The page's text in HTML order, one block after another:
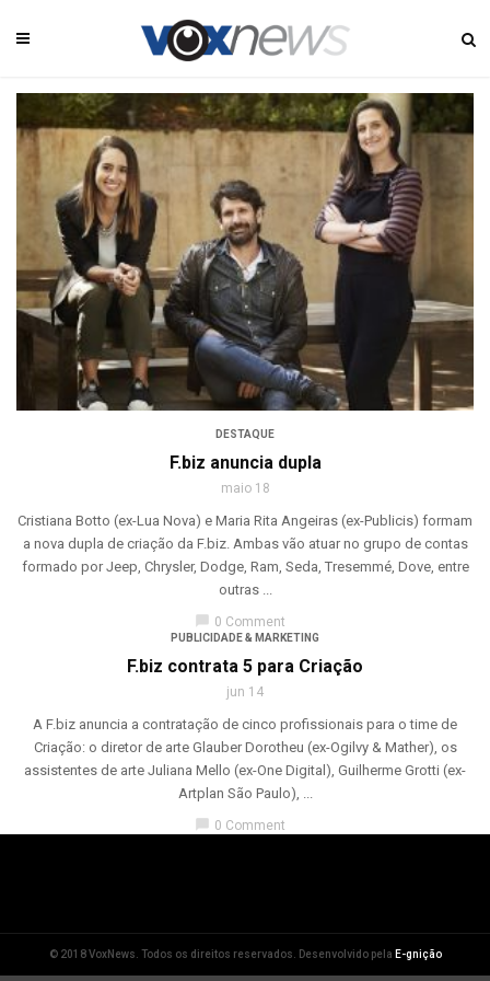
DESTAQUE
F.biz anuncia dupla
maio 18
Cristiana Botto (ex-Lua Nova) e Maria Rita Angeiras (ex-Publicis) formam
a nova dupla de criação da F.biz. Ambas vão atuar no grupo de contas
formado por Jeep, Chrysler, Dodge, Ram, Seda, Tresemmé, Dove, entre
outras ...
0 Comment
PUBLICIDADE & MARKETING
F.biz contrata 5 para Criação
jun 14
A F.biz anuncia a contratação de cinco profissionais para o time de
Criação: o diretor de arte Glauber Dorotheu (ex-Ogilvy & Mather), os
assistentes de arte Juliana Mello (ex-One Digital), Guilherme Grotti (ex-
Artplan São Paulo), ...
0 Comment
© 2018 VoxNews. Todos os direitos reservados. Desenvolvido pela E-gnição